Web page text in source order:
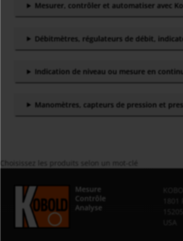
Mesurer, contrôler et automatiser avec
Débitmètres, régulateurs de débit,
Indication de niveau ou mesure en
Manomètres, capteurs de pression et
Mesure
Contrôle
Analyse